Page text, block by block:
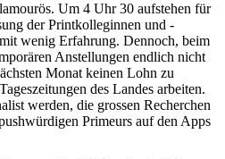
Um 4 Uhr 30 aufstehen für
der Printkolleginnen und -
wenig Erfahrung. Dennoch, beim
Anstellungen endlich nicht
Monat keinen Lohn zu
des Landes arbeiten.
werden, die grossen Recherchen
Primeurs auf den Apps